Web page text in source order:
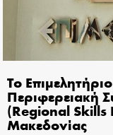
Το
Περιφερειακή
(Regional Skills
Μακεδονίας